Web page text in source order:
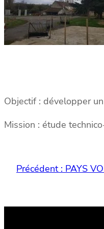
Objectif : développer
Mission : étude
Précédent : PAYS